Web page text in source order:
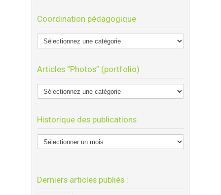
Coordination pédagogique
Articles “Photos” (portfolio)
Historique des publications
Derniers articles publiés :